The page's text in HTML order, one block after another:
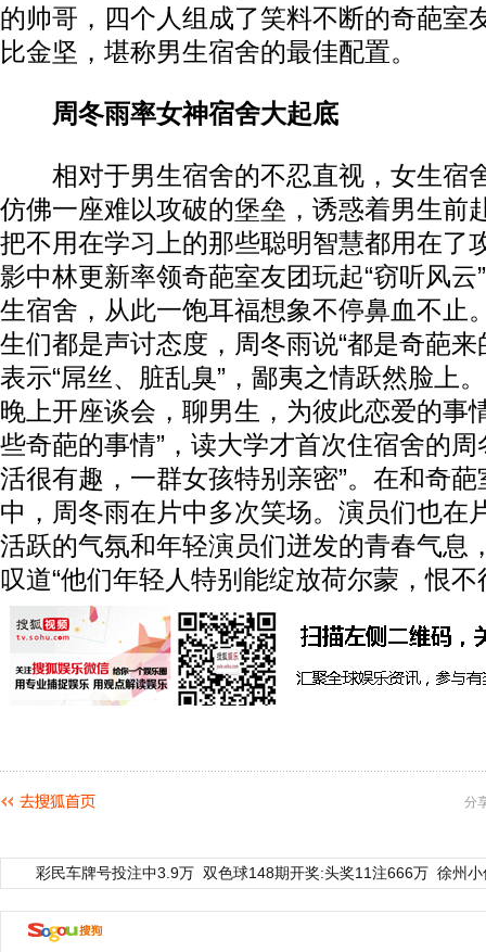
的帅哥，四个人组成了笑料不断的奇葩室
比金坚，堪称男生宿舍的最佳配置。
周冬雨率女神宿舍大起底
相对于男生宿舍的不忍直视，女生宿
仿佛一座难以攻破的堡垒，诱惑着男生前
把不用在学习上的那些聪明智慧都用在了
影中林更新率领奇葩室友团玩起“窃听风云
生宿舍，从此一饱耳福想象不停鼻血不止
生们都是声讨态度，周冬雨说“都是奇葩来
表示“屌丝、脏乱臭”，鄙夷之情跃然脸上
晚上开座谈会，聊男生，为彼此恋爱的事
些奇葩的事情”，读大学才首次住宿舍的周
活很有趣，一群女孩特别亲密”。在和奇
中，周冬雨在片中多次笑场。演员们也在
活跃的气氛和年轻演员们迸发的青春气息
叹道“他们年轻人特别能绽放荷尔蒙，恨不
分
彩民车牌号投注中3.9万 双色球148期开奖:头奖11注666万 徐州